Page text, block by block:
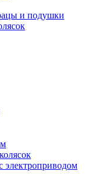
и подушки
электроприводом